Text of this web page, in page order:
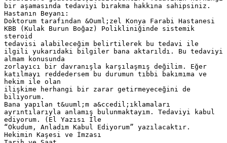
bir aşamasında tedaviyi bırakma hakkına sahipsiniz.
Hastanın Beyanı:
Doktorum tarafından &Ouml;zel Konya Farabi Hastanesi
KBB (Kulak Burun Boğaz) Polikliniğinde sistemik
steroid
tedavisi alabileceğim belirtilerek bu tedavi ile
ilgili yukarıdaki bilgiler bana aktarıldı. Bu tedaviyi
almam konusunda
zorlayıcı bir davranışla karşılaşmış değilim. Eğer
katılmayı reddedersem bu durumun tıbbi bakımıma ve
hekim ile olan
ilişkime herhangi bir zarar getirmeyeceğini de
biliyorum.
Bana yapılan t&uuml;m a&ccedil;ıklamaları
ayrıntılarıyla anlamış bulunmaktayım. Tedaviyi kabul
ediyorum. (El Yazısı İle
“Okudum, Anladım Kabul Ediyorum” yazılacaktır.
Hekimin Kaşesi ve İmzası